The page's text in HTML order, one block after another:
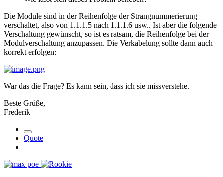
Die Module sind in der Reihenfolge der Strangnummerierung
verschaltet, also von 1.1.1.5 nach 1.1.1.6 usw.. Ist aber die folgende
Verschaltung gewünscht, so ist es ratsam, die Reihenfolge bei der
Modulverschaltung anzupassen. Die Verkabelung sollte dann auch
korrekt erfolgen:
War das die Frage? Es kann sein, dass ich sie missverstehe.
Beste Grüße,
Frederik
Quote